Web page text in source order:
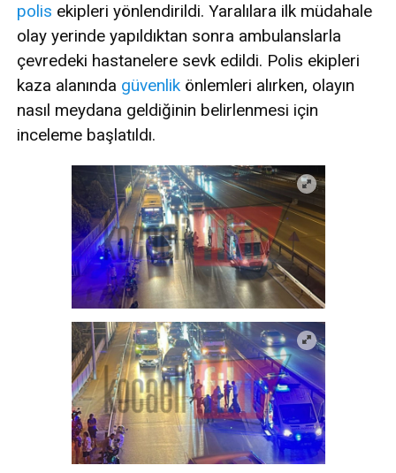
polis ekipleri yönlendirildi. Yaralılara ilk müdahale
olay yerinde yapıldıktan sonra ambulanslarla
çevredeki hastanelere sevk edildi. Polis ekipleri
kaza alanında güvenlik önlemleri alırken, olayın
nasıl meydana geldiğinin belirlenmesi için
inceleme başlatıldı.